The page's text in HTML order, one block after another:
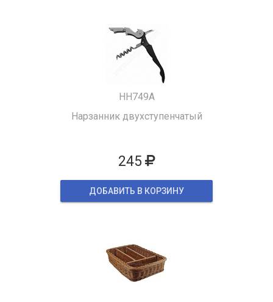
HH749A
Нарзанник двухступенчатый
245
ДОБАВИТЬ В КОРЗИНУ